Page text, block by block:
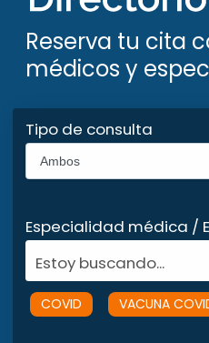
Reserva tu cita
médicos y
Tipo de consulta
Especialidad médica /
Estoy buscando...
COVID VACUNA